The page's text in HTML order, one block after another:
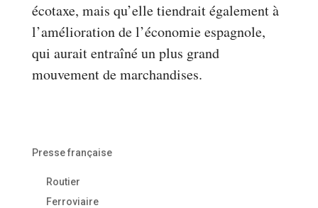
écotaxe, mais qu’elle tiendrait également à
l’amélioration de l’économie espagnole,
qui aurait entraîné un plus grand
mouvement de marchandises.
Presse française
Routier
Ferroviaire